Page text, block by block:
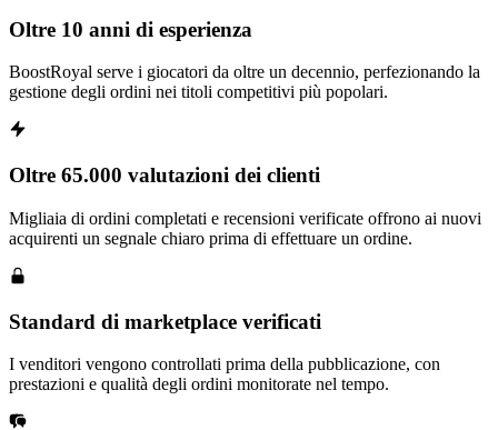
Oltre 10 anni di esperienza
BoostRoyal serve i giocatori da oltre un decennio, perfezionando la
gestione degli ordini nei titoli competitivi più popolari.
Oltre 65.000 valutazioni dei clienti
Migliaia di ordini completati e recensioni verificate offrono ai nuovi
acquirenti un segnale chiaro prima di effettuare un ordine.
Standard di marketplace verificati
I venditori vengono controllati prima della pubblicazione, con
prestazioni e qualità degli ordini monitorate nel tempo.